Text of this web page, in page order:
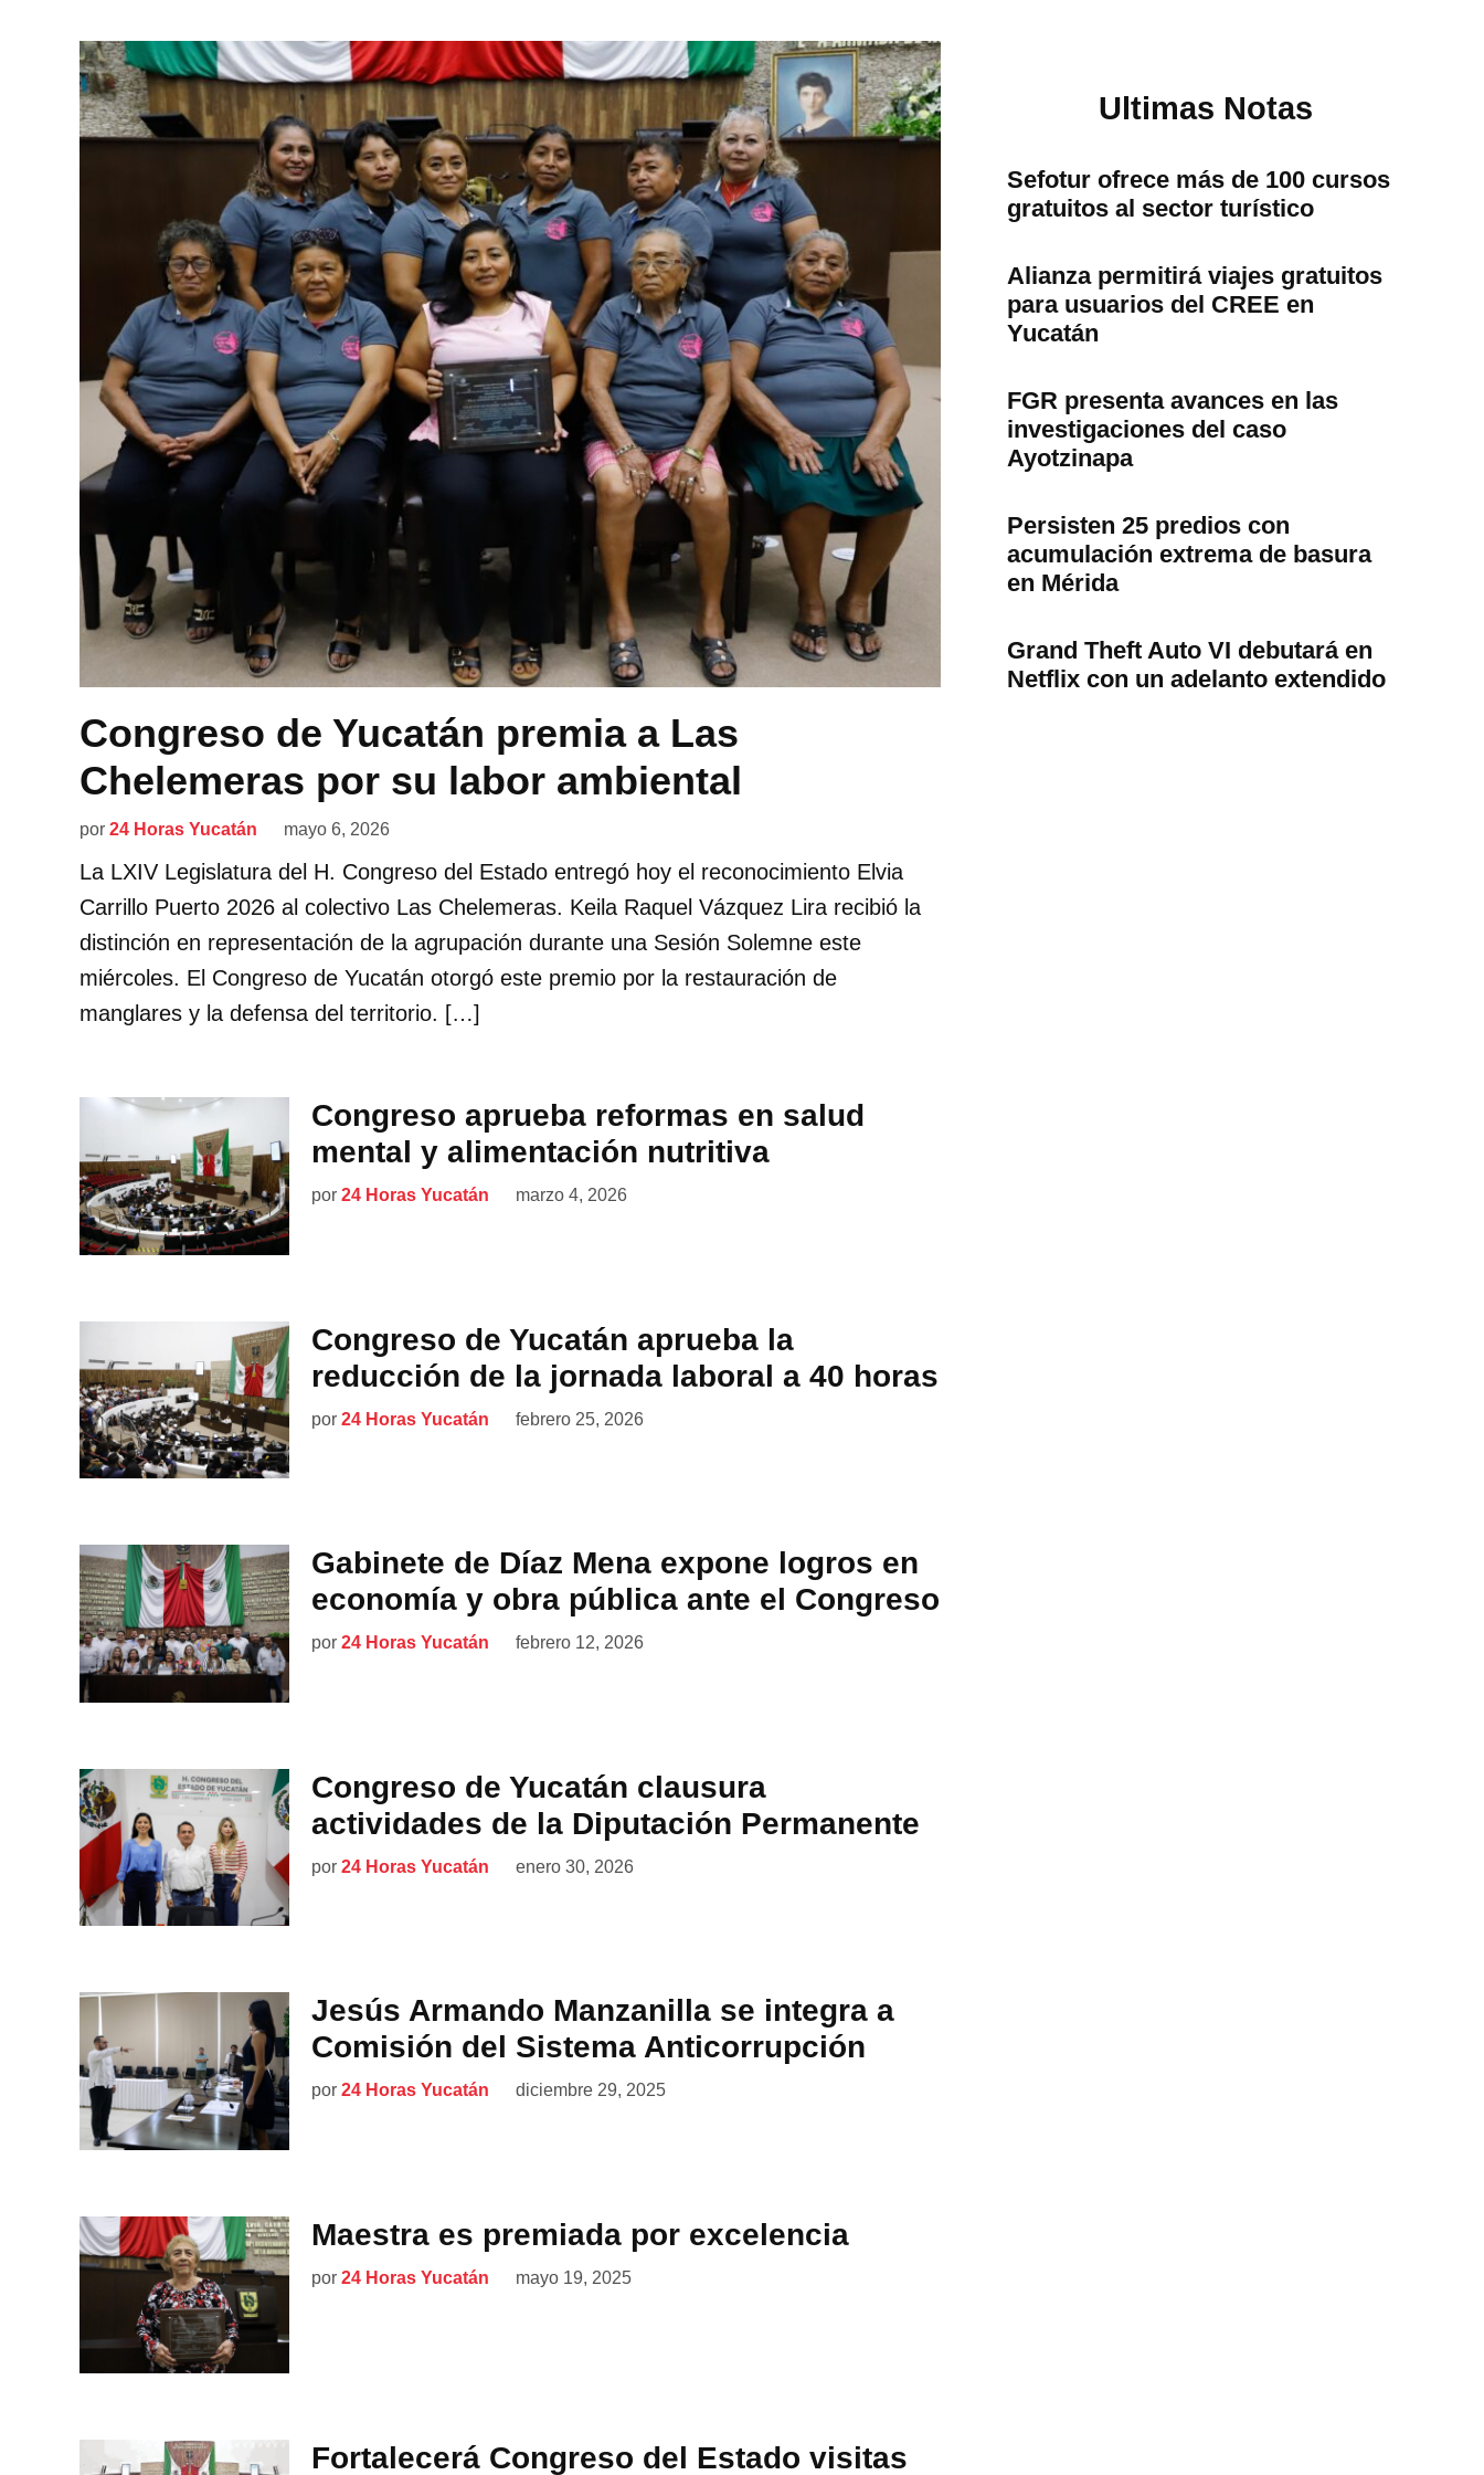
Congreso de Yucatán premia a Las
Chelemeras por su labor ambiental
por 24 Horas Yucatán mayo 6, 2026
La LXIV Legislatura del H. Congreso del Estado entregó hoy el reconocimiento Elvia
Carrillo Puerto 2026 al colectivo Las Chelemeras. Keila Raquel Vázquez Lira recibió la
distinción en representación de la agrupación durante una Sesión Solemne este
miércoles. El Congreso de Yucatán otorgó este premio por la restauración de
manglares y la defensa del territorio. […]
Congreso aprueba reformas en salud
mental y alimentación nutritiva
por 24 Horas Yucatán marzo 4, 2026
Congreso de Yucatán aprueba la
reducción de la jornada laboral a 40 horas
por 24 Horas Yucatán febrero 25, 2026
Gabinete de Díaz Mena expone logros en
economía y obra pública ante el Congreso
por 24 Horas Yucatán febrero 12, 2026
Congreso de Yucatán clausura
actividades de la Diputación Permanente
por 24 Horas Yucatán enero 30, 2026
Jesús Armando Manzanilla se integra a
Comisión del Sistema Anticorrupción
por 24 Horas Yucatán diciembre 29, 2025
Maestra es premiada por excelencia
por 24 Horas Yucatán mayo 19, 2025
Fortalecerá Congreso del Estado visitas
Ultimas Notas
Sefotur ofrece más de 100 cursos
gratuitos al sector turístico
Alianza permitirá viajes gratuitos
para usuarios del CREE en
Yucatán
FGR presenta avances en las
investigaciones del caso
Ayotzinapa
Persisten 25 predios con
acumulación extrema de basura
en Mérida
Grand Theft Auto VI debutará en
Netflix con un adelanto extendido